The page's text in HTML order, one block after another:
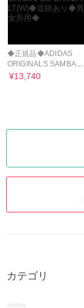
◆正規品◆ADIDAS
ORIGINALS SAMBA
LT(W)◆追跡あり◆男
¥13,740
カテゴリ
adidas